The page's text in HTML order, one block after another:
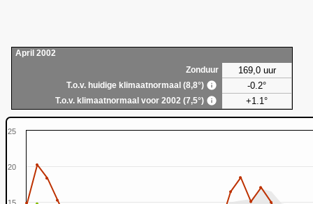
April 2002
Zonduur
169,0 uur
T.o.v. huidige klimaatnormaal (8,8°) -0.2°
T.o.v. klimaatnormaal voor 2002 (7,5°) +1.1°
20
25